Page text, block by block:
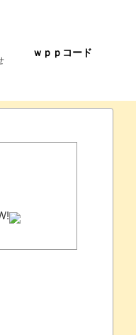
ｗｐｐコード
い？